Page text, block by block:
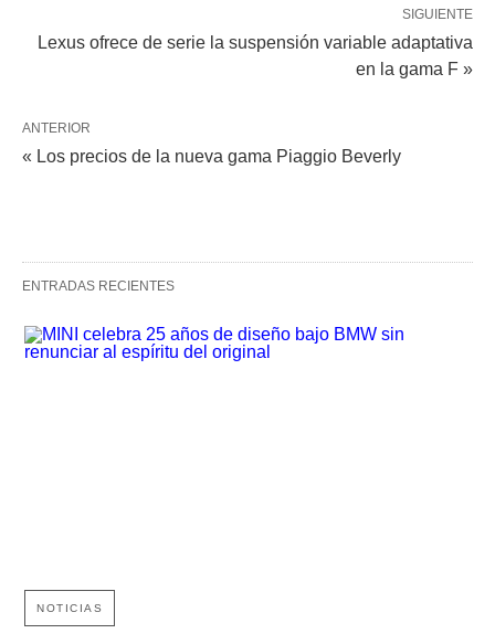
SIGUIENTE
Lexus ofrece de serie la suspensión variable adaptativa
en la gama F »
ANTERIOR
« Los precios de la nueva gama Piaggio Beverly
ENTRADAS RECIENTES
NOTICIAS